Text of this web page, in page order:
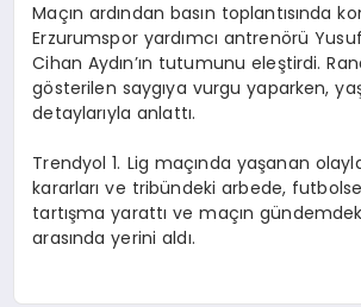
Maçın ardından basın toplantısında
Erzurumspor yardımcı antrenörü
Cihan Aydın’ın tutumunu eleştirdi.
gösterilen saygıya vurgu yaparken,
detaylarıyla anlattı.
Trendyol 1. Lig maçında yaşanan
kararları ve tribündeki arbede,
tartışma yarattı ve maçın
arasında yerini aldı.